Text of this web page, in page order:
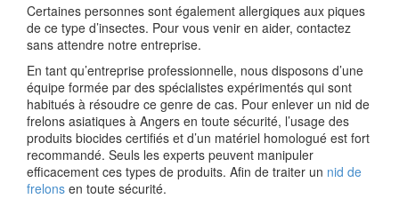
Certaines personnes sont également allergiques aux piques
de ce type d’insectes. Pour vous venir en aider, contactez
sans attendre notre entreprise.
En tant qu’entreprise professionnelle, nous disposons d’une
équipe formée par des spécialistes expérimentés qui sont
habitués à résoudre ce genre de cas. Pour enlever un nid de
frelons asiatiques à Angers en toute sécurité, l’usage des
produits biocides certifiés et d’un matériel homologué est fort
recommandé. Seuls les experts peuvent manipuler
efficacement ces types de produits. Afin de traiter un nid de
frelons en toute sécurité.